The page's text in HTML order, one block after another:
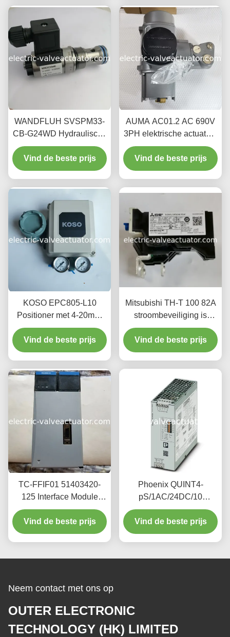
WANDFLUH SVSPM33-
CB-G24WD Hydraulische
Solenoïde Ventielkern –
Duurzaam Origineel
Vervangingsonderdeel
Vind de beste prijs
AUMA AC01.2 AC 690V
3PH elektrische actuator -
hoog efficiënt driefasig
elektrisch
aandrijfsysteem,
IP68
Vind de beste prijs
KOSO EPC805-L10
Positioner met 4-20mA-
invoer voor
drukregelsystemen
Vind de beste prijs
Mitsubishi TH-T 100 82A
stroombeveiliging is
geschikt voor elektriciteit
met hoge stroomsterkte.
Vind de beste prijs
TC-FFIF01 51403420-
125 Interface Module
Fieldbus 45 AMP / 3.3
VDC 1.1 AMP / 5.1 VDC
Vind de beste prijs
Phoenix QUINT4-
pS/1AC/24DC/10
2904601 single-phase
power module, 24V DC
stable output, 10W
Vind de beste prijs
Neem contact met ons op
OUTER ELECTRONIC
TECHNOLOGY (HK) LIMITED